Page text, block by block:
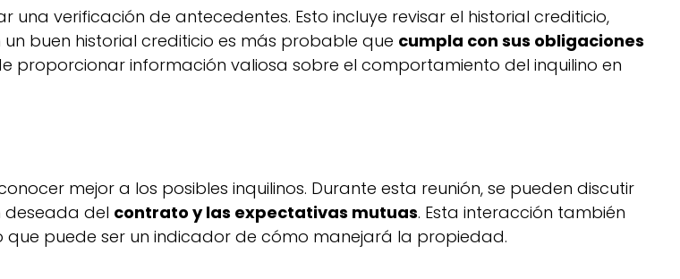
verificación de antecedentes. Esto incluye revisar el historial crediticio,
buen historial crediticio es más probable que cumpla con sus obligaciones
proporcionar información valiosa sobre el comportamiento del inquilino en
mejor a los posibles inquilinos. Durante esta reunión, se pueden discutir
deseada del contrato y las expectativas mutuas. Esta interacción también
puede ser un indicador de cómo manejará la propiedad.